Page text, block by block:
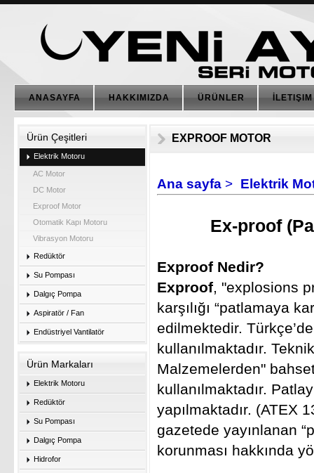
ANASAYFA HAKKIMIZDA ÜRÜNLER İLETIŞIM
Ürün Çeşitleri
Elektrik Motoru
AC Motor
DC Motor
Exproof Motor
Otomatik Kapı Motoru
Vibrasyon Motoru
Redüktör
Su Pompası
Dalgıç Pompa
Aspiratör / Fan
Endüstriyel Vantilatör
Ürün Markaları
Elektrik Motoru
Redüktör
Su Pompası
Dalgıç Pompa
Hidrofor
EXPROOF MOTOR
Ana sayfa > Elektrik
Ex-proof
Exproof Nedir?
Exproof, "explosions
karşılığı “patlamaya
edilmektedir.
kullanılmaktadır.
Malzemelerden"
kullanılmaktadır.
yapılmaktadır. (ATEX
gazetede yayınlanan
korunması hakkında